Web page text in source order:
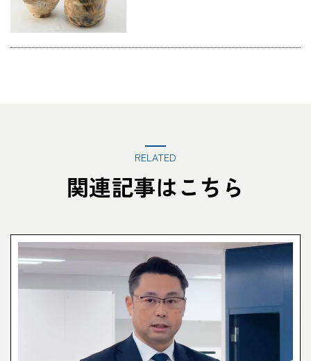
RELATED
関連記事はこちら